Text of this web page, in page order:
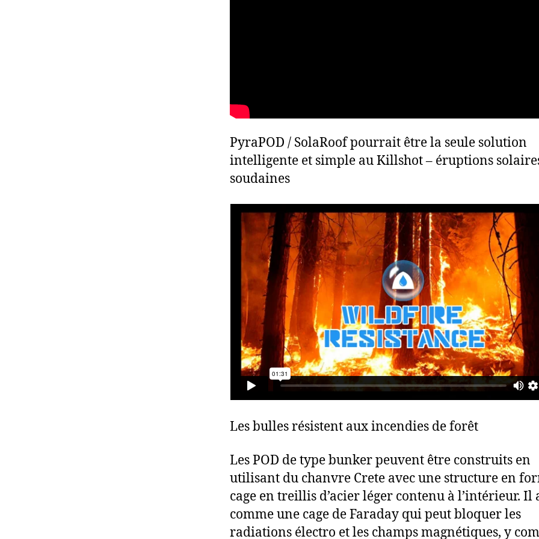
PyraPOD / SolaRoof pourrait être la seule solution
intelligente et simple au Killshot – éruptions
soudaines
Les bulles résistent aux incendies de forêt
Les POD de type bunker peuvent être construits en
utilisant du chanvre Crete avec une structure en
cage en treillis d’acier léger contenu à l’intérieur. Il
comme une cage de Faraday qui peut bloquer les
radiations électro et les champs magnétiques, y